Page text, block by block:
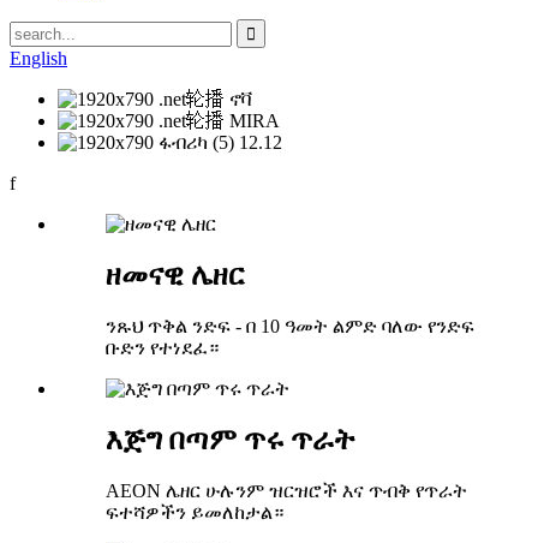
English
f
ዘመናዊ ሌዘር
ንጹህ ጥቅል ንድፍ - በ 10 ዓመት ልምድ ባለው የንድፍ
ቡድን የተነደፈ።
እጅግ በጣም ጥሩ ጥራት
AEON ሌዘር ሁሉንም ዝርዝሮች እና ጥብቅ የጥራት
ፍተሻዎችን ይመለከታል።